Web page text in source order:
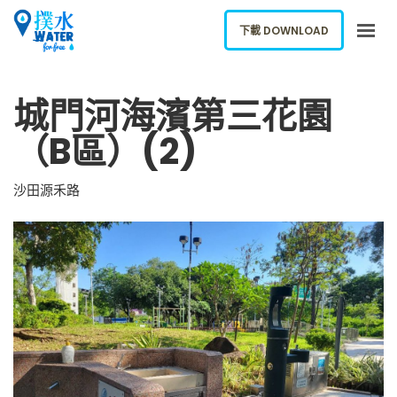
關於我們
下載應用
網誌
ENGLISH
下載 DOWNLOAD
城門河海濱第三花園
（B區）(2)
沙田源禾路
下載 DOWNLOAD